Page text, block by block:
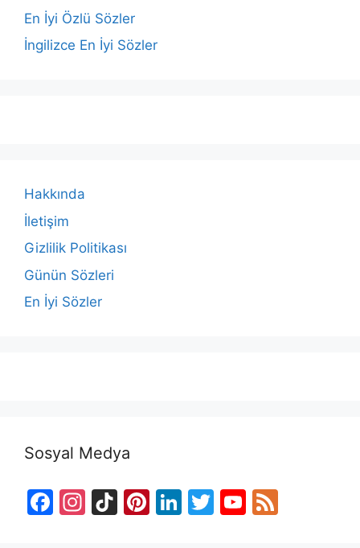
En İyi Özlü Sözler
İngilizce En İyi Sözler
Hakkında
İletişim
Gizlilik Politikası
Günün Sözleri
En İyi Sözler
Sosyal Medya
F
In Ti Pi Li T
Y